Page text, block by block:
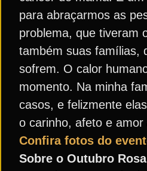
para abraçarmos as
problema, que tiveram
também suas famílias,
sofrem. O calor
momento. Na minha
casos, e felizmente
o carinho, afeto e amor
Confira fotos do
Sobre o Outubro Rosa